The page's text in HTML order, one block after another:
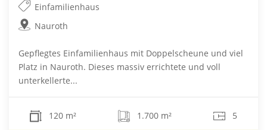
Einfamilienhaus
Nauroth
Gepflegtes Einfamilienhaus mit Doppelscheune und viel
Platz in Nauroth. Dieses massiv errichtete und voll
unterkellerte...
120 m² 1.700 m² 5